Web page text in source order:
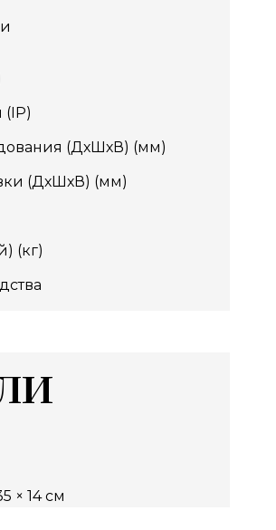
(IP)
(ДхШхВ) (мм)
(ДхШхВ) (мм)
(кг)
× 14 см